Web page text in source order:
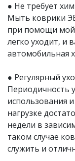
● Не требует
Мыть коврики
при помощи
легко уходит, и
автомобильная
● Регулярный
Периодичность
использования
нагрузке
недели в
таком случае
служить и